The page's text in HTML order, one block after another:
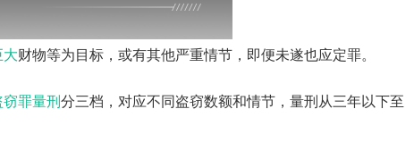
大财物等为目标，或有其他严重情节，即便未遂也应定罪。
窃罪量刑 分三档，对应不同盗窃数额和情节，量刑从三年以下至